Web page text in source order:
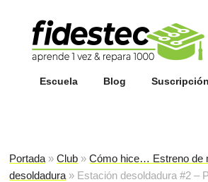
Escuela Blog Suscripción
Portada »Club »Cómo hice… Estreno de
desoldadura » Estación desoldadura #2 –